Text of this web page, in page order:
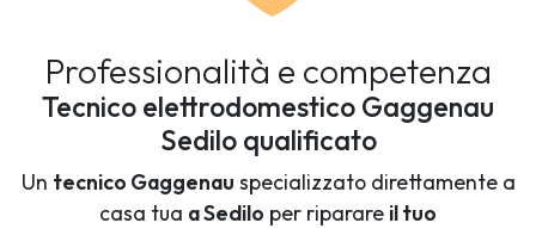
Professionalità e competenza
Tecnico elettrodomestico Gaggenau
Sedilo qualificato
Un tecnico Gaggenau specializzato direttamente a
casa tua a Sedilo per riparare il tuo